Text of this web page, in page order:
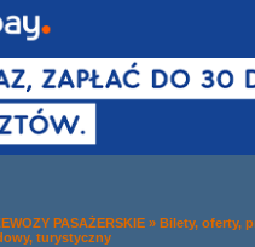
PASAŻERSKIE » Bilety, oferty,
turystyczny